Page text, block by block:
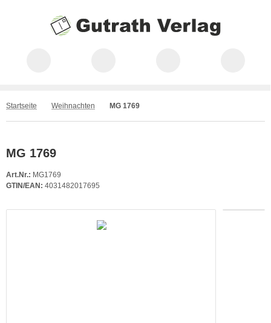
Startseite Weihnachten MG 1769
MG 1769
Art.Nr.: MG1769
GTIN/EAN: 4031482017695